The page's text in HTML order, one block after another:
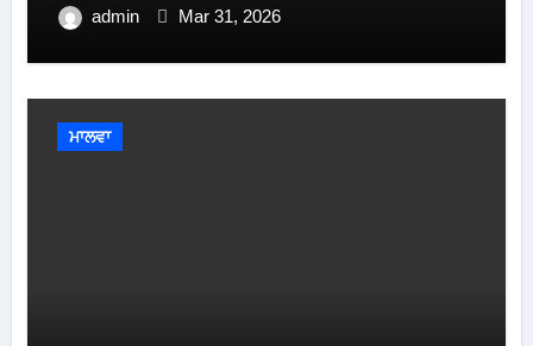
admin Mar 31, 2026
ਮਾਲਵਾ